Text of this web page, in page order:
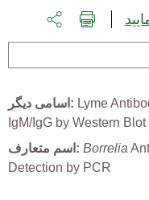
اسامی دیگر Lyme
IgM/IgG by Western Blot
اسم متعارف
Borrelia
Detection by PCR